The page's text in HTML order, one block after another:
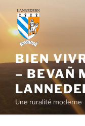
contenu
principal
BIEN
– BEVAÑ
Une ruralité moderne